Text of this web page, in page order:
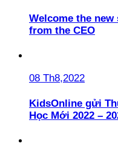
Welcome the new
from the CEO
08 Th8,2022
KidsOnline gửi
Học Mới 2022 –